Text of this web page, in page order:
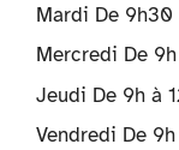
Mardi De 9h30
Mercredi De
Jeudi De 9h à
Vendredi De